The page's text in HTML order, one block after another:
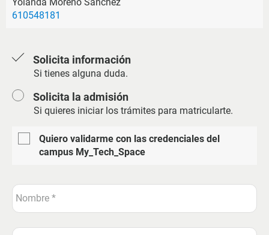
610548181
Solicita información
Si tienes alguna duda.
Solicita la admisión
Si quieres iniciar los trámites para matricularte.
Quiero validarme con las credenciales del
campus My_Tech_Space